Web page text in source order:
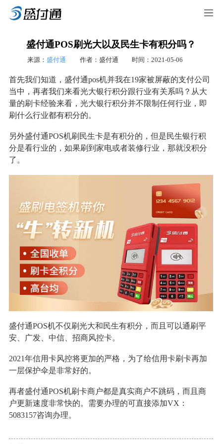
盛付通POS刷光大以及民生卡有积分吗？
来源： 盛付通 作者：盛付通 时间：2021-05-06
首先我们知道，盛付通pos机并我在19家被屏蔽的支付公司
当中，再者我们来看光大银行积分跟行业有关系吗？从大
量的刷卡经验来看，光大银行积分并不限制任何行业，即
刷什么行业都有积分的。
另外盛付通POS机刷民生卡是有积分的，但是民生银行积
分是看行业的，如果刷到家电或者装修行业，那就没积分
了。
盛付通POS机不仅刷光大和民生有积分，而且可以通刷平
安、广发、中信、招商风控卡。
2021年信用卡风控将更加的严格，为了给信用卡刷卡再加
一层保护伞是非常好的。
再者盛付通POS机刷卡商户都是真实商户不跳码，而且商
户更新速度非常快的。需要办理的可直接添加VX：
5083157咨询办理。